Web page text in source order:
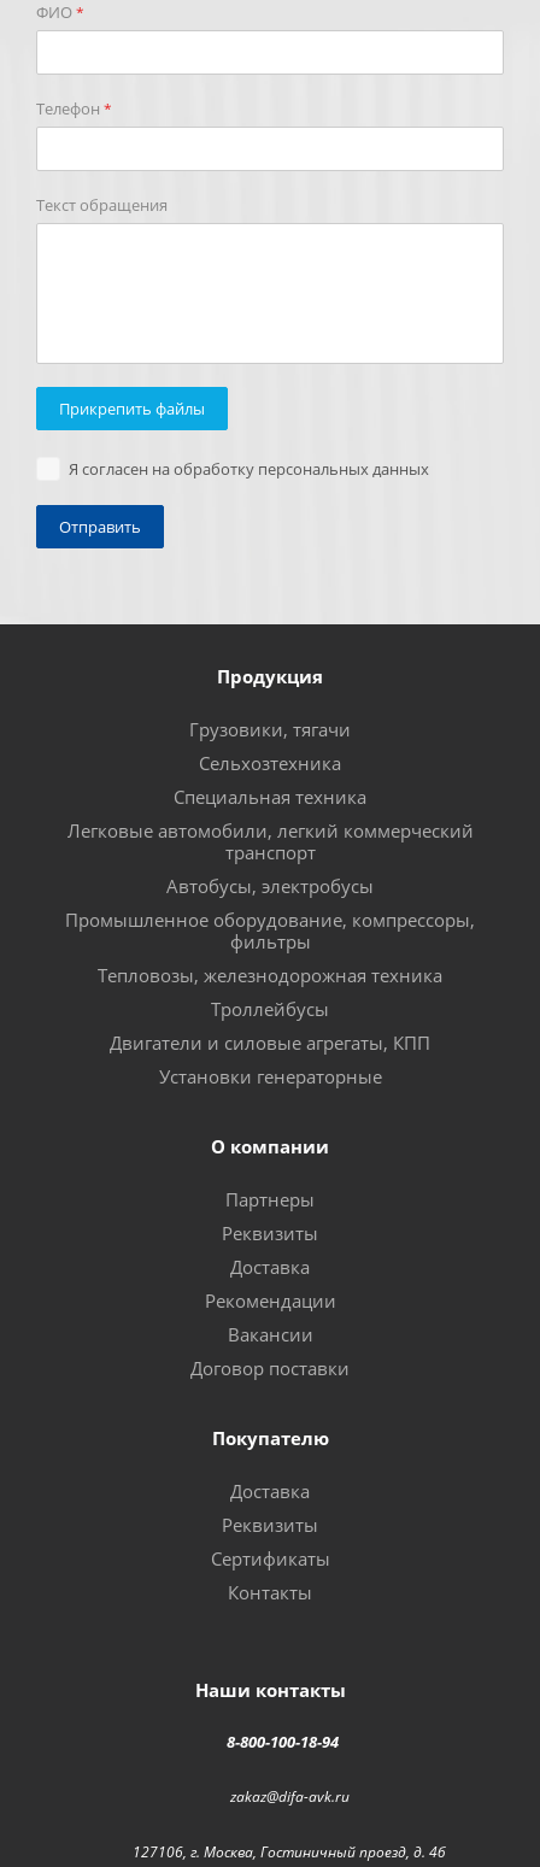
ФИО*
Телефон *
Текст обращения
Прикрепить файлы
Я согласен на обработку персональных данных
Продукция
Грузовики, тягачи
Сельхозтехника
Специальная техника
Легковые автомобили, легкий коммерческий
транспорт
Автобусы, электробусы
Промышленное оборудование, компрессоры,
фильтры
Тепловозы, железнодорожная техника
Троллейбусы
Двигатели и силовые агрегаты, КПП
Установки генераторные
О компании
Партнеры
Реквизиты
Доставка
Рекомендации
Вакансии
Договор поставки
Покупателю
Доставка
Реквизиты
Сертификаты
Контакты
Наши контакты
8-800-100-18-94
zakaz@difa-avk.ru
127106, г. Москва, Гостиничный проезд, д. 4б